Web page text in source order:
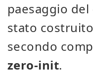
paesaggio
stato
secondo
zero-init.